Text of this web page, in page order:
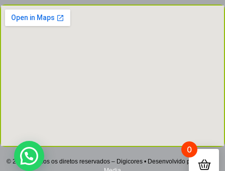
© 2022 – Todos os diretos reservados – Digicores • Desenvolvido por Netsign
0